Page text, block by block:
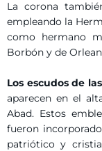
La corona
empleando la
como hermano
Borbón y de
Los escudos de
aparecen en el
Abad. Estos
fueron
patriótico y